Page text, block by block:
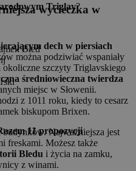
Triglav?
Bled
wycieczka w
dech w piersiach
można podziwiać wspaniały
szczyty Triglavskiego
średniowieczna twierdza
miejsc w Słowenii.
z 1011 roku, kiedy to cesarz
biskupom Brixen.
Najważniejsza jest
freskami. Możesz także
Bledu i życia na zamku,
z winami.
11propozycji